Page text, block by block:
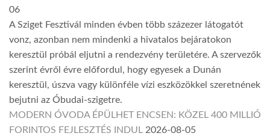
06
A Sziget Fesztivál minden évben több százezer látogatót
vonz, azonban nem mindenki a hivatalos bejáratokon
keresztül próbál eljutni a rendezvény területére. A szervezők
szerint évről évre előfordul, hogy egyesek a Dunán
keresztül, úszva vagy különféle vízi eszközökkel szeretnének
bejutni az Óbudai-szigetre.
MODERN ÓVODA ÉPÜLHET ENCSEN: KÖZEL 400 MILLIÓ
FORINTOS FEJLESZTÉS INDUL 2026-08-05